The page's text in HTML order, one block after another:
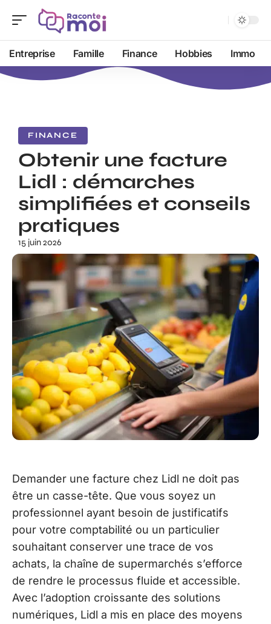
Entreprise Famille Finance Hobbies Immo
FINANCE
Obtenir une facture
Lidl : démarches
simplifiées et conseils
pratiques
15 juin 2026
Demander une facture chez Lidl ne doit pas
être un casse-tête. Que vous soyez un
professionnel ayant besoin de justificatifs
pour votre comptabilité ou un particulier
souhaitant conserver une trace de vos
achats, la chaîne de supermarchés s’efforce
de rendre le processus fluide et accessible.
Avec l’adoption croissante des solutions
numériques, Lidl a mis en place des moyens